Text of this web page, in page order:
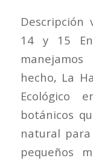
Descripción
14 y 15 En
hecho, La
Ecológico
botánicos
natural
pequeños